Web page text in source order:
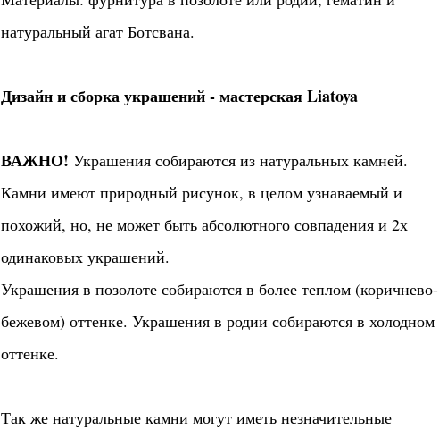
натуральный агат Ботсвана.
Дизайн и сборка украшений - мастерская Liatoya
ВАЖНО! Украшения собираются из натуральных камней.
Камни имеют природный рисунок, в целом узнаваемый и
похожий, но, не может быть абсолютного совпадения и 2х
одинаковых украшений.
Украшения в позолоте собираются в более теплом (коричнево-
бежевом) оттенке. Украшения в родии собираются в холодном
оттенке.
Так же натуральные камни могут иметь незначительные